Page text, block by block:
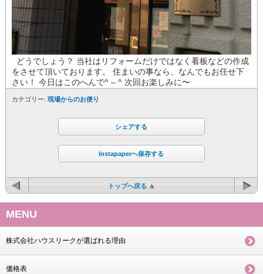
どうでしょう？ 当社はリフォームだけではなく看板などの作成
をさせて頂いております。 住まいの事なら、なんでもお任せ下
さい！ 今日はこのへんで^ – ^ 次回お楽しみに〜
カテゴリー: 現場からのお便り
シェアする
Instapaperへ保存する
トップへ戻る
MENU
株式会社ハウスリークが選ばれる理由
価格表